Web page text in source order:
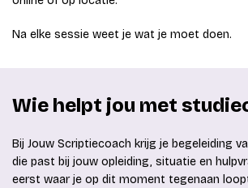
Na elke sessie weet je wat je moet doen.
Wie helpt jou met
Bij Jouw Scriptiecoach krijg je begeleiding
die past bij jouw opleiding, situatie en
eerst waar je op dit moment tegenaan